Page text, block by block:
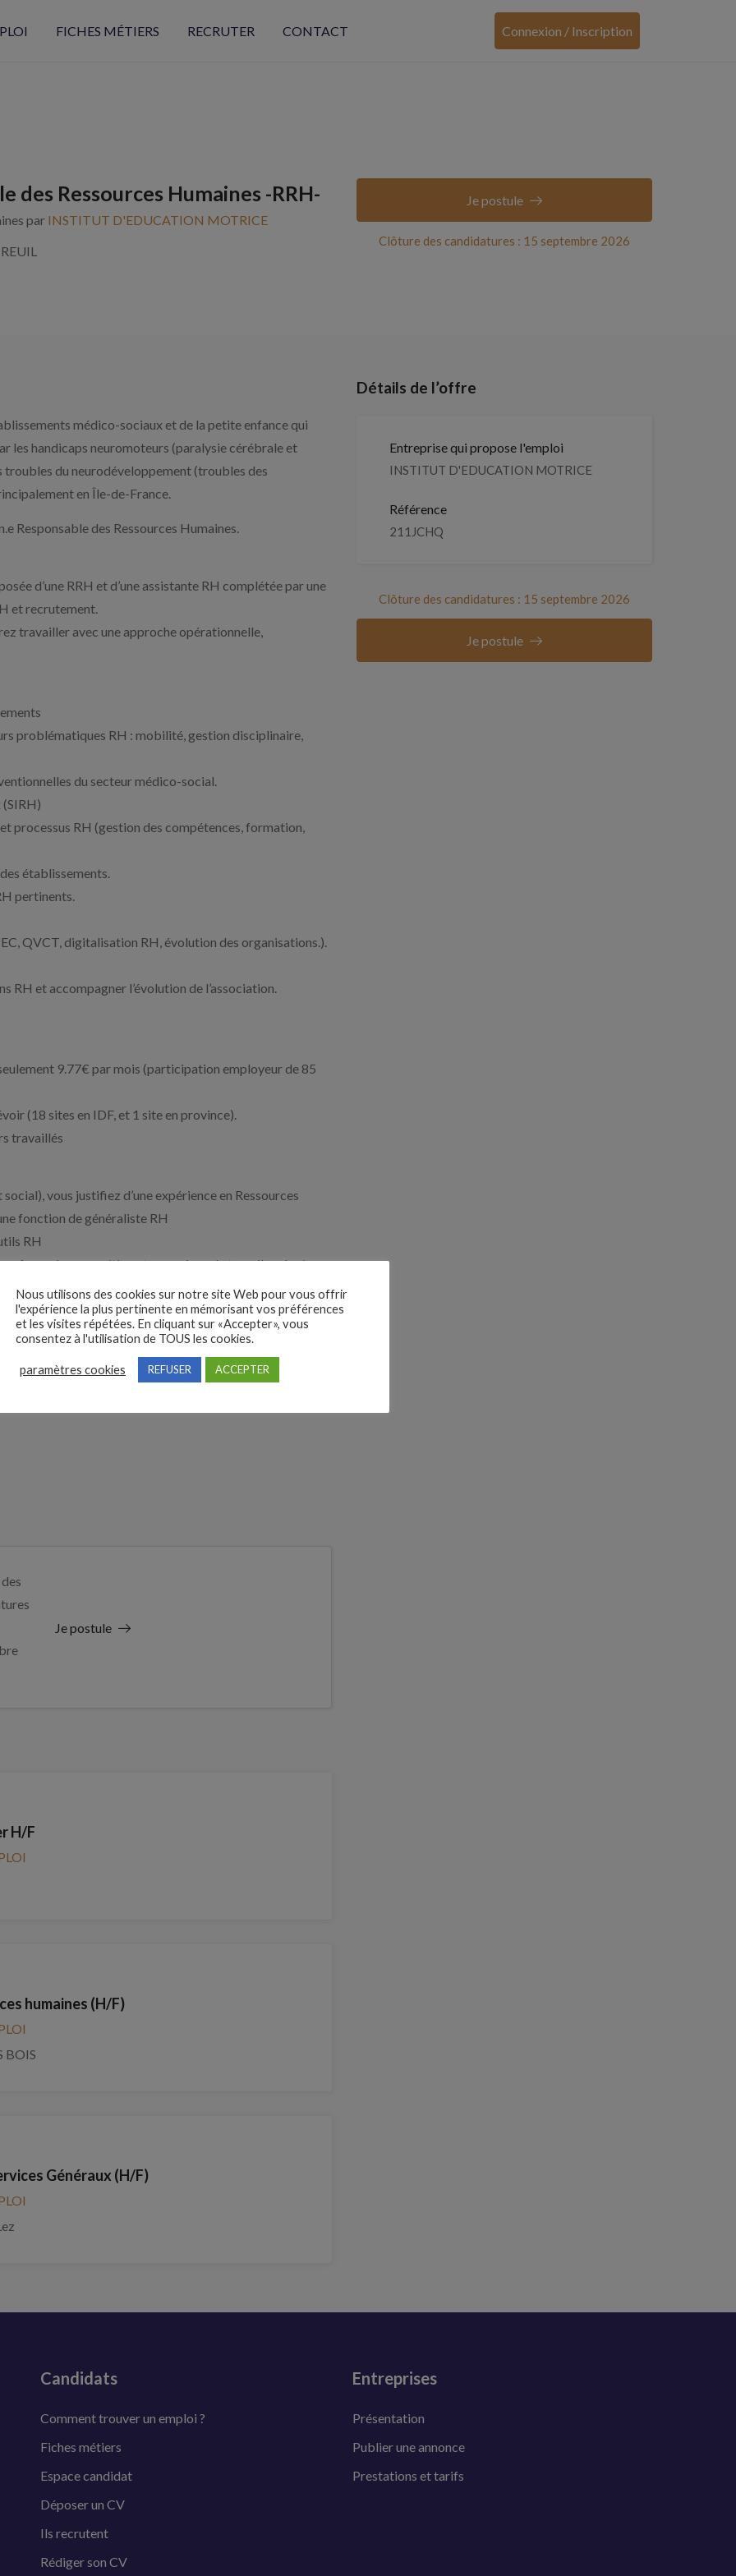
FICHES MÉTIERS RECRUTER CONTACT Connexion / Inscription
des Ressources Humaines -RRH-
par INSTITUT D'EDUCATION MOTRICE
Clôture des candidatures : 15 septembre 2026
Je postule
médico-sociaux et de la petite enfance qui
les handicaps neuromoteurs (paralysie cérébrale et
troubles du neurodéveloppement (troubles des
en Île-de-France.
Responsable des Ressources Humaines.
d’une RRH et d’une assistante RH complétée par une
et recrutement.
travailler avec une approche opérationnelle,
problématiques RH : mobilité, gestion disciplinaire,
du secteur médico-social.
processus RH (gestion des compétences, formation,
établissements.
pertinents.
QVCT, digitalisation RH, évolution des organisations.).
et accompagner l’évolution de l’association.
9.77€ par mois (participation employeur de 85
(18 sites en IDF, et 1 site en province).
travaillés
vous justifiez d’une expérience en Ressources
fonction de généraliste RH
RH
force de proposition et vous aimez le travail en équipe
avec agilité : simplicité, rapidité et efficacité
priorités, bonne capacité à gérer des dossiers en
sens de la pédagogie.
Je postule
H/F
humaines (H/F)
BOIS
Généraux (H/F)
Détails de l’offre
Entreprise qui propose l'emploi
INSTITUT D'EDUCATION MOTRICE
Référence
211JCHQ
Clôture des candidatures : 15 septembre 2026
Je postule
Candidats
Comment trouver un emploi ?
Fiches métiers
Espace candidat
Déposer un CV
Ils recrutent
Rédiger son CV
Entreprises
Présentation
Publier une annonce
Prestations et tarifs
Nous utilisons des cookies sur notre site Web pour vous offrir
l'expérience la plus pertinente en mémorisant vos préférences
et les visites répétées. En cliquant sur «Accepter», vous
consentez à l'utilisation de TOUS les cookies.
paramètres cookies REFUSER ACCEPTER